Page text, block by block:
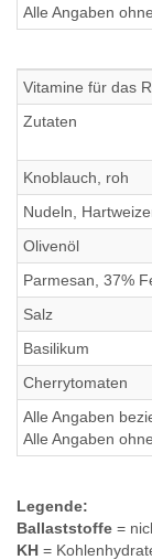
Alle Angaben
Vitamine für das
Zutaten
Knoblauch, roh
Nudeln,
Olivenöl
Parmesan, 37%
Salz
Basilikum
Cherrytomaten
Alle Angaben
Alle Angaben
Legende:
Ballaststoffe =
KH =